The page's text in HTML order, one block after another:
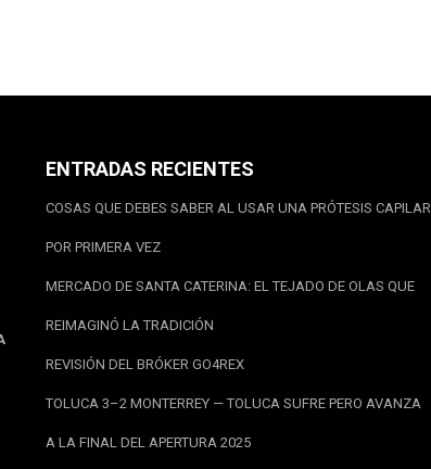
ENTRADAS RECIENTES
COSAS QUE DEBES SABER AL USAR UNA PRÓTESIS CAPILAR
POR PRIMERA VEZ
MERCADO DE SANTA CATERINA: EL TEJADO DE OLAS QUE
REIMAGINÓ LA TRADICIÓN
REVISIÓN DEL BRÓKER GO4REX
TOLUCA 3–2 MONTERREY — TOLUCA SUFRE PERO AVANZA
A LA FINAL DEL APERTURA 2025